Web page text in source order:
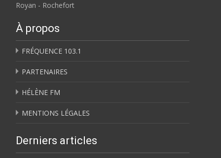
Royan - Rochefort
À propos
FRÉQUENCE 103.1
PARTENAIRES
HÉLÈNE FM
MENTIONS LÉGALES
Derniers articles